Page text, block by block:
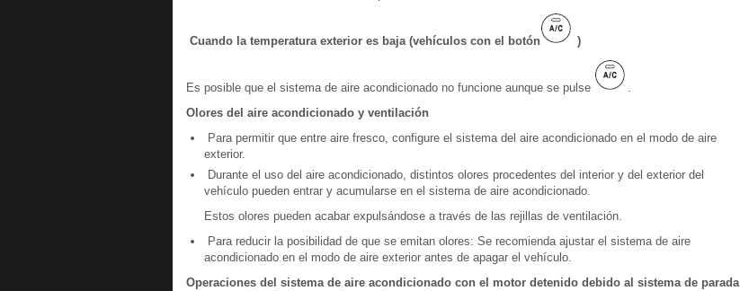
Cuando la temperatura exterior es baja (vehículos con el botón )
Es posible que el sistema de aire acondicionado no funcione aunque se pulse
.
Olores del aire acondicionado y ventilación
Para permitir que entre aire fresco, configure el sistema del aire acondicionado en el modo de aire
exterior.
Durante el uso del aire acondicionado, distintos olores procedentes del interior y del exterior del
vehículo pueden entrar y acumularse en el sistema de aire acondicionado.
Estos olores pueden acabar expulsándose a través de las rejillas de ventilación.
Para reducir la posibilidad de que se emitan olores: Se recomienda ajustar el sistema de aire
acondicionado en el modo de aire exterior antes de apagar el vehículo.
Operaciones del sistema de aire acondicionado con el motor detenido debido al sistema de parada